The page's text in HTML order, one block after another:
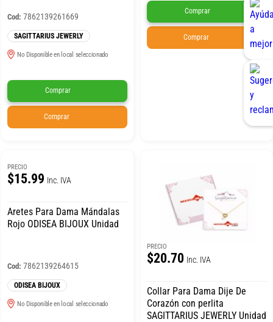
Cod: 7862139261669
SAGITTARIUS JEWERLY
No Disponible en local seleccionado
Comprar
Comprar
Comprar
Comprar
PRECIO
$15.99 Inc. IVA
Aretes Para Dama Mándalas
Rojo ODISEA BIJOUX Unidad
Cod: 7862139264615
ODISEA BIJOUX
No Disponible en local seleccionado
PRECIO
$20.70 Inc. IVA
Collar Para Dama Dije De
Corazón con perlita
SAGITTARIUS JEWERLY Unidad